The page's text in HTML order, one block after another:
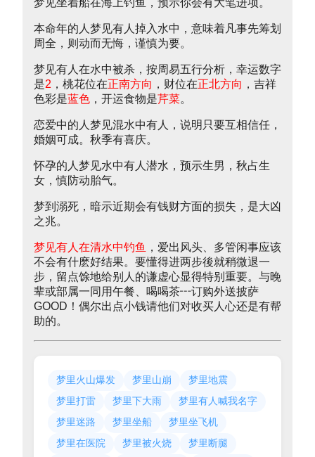
梦见坐着船在海上钓鱼，预示你会有大笔进项。
本命年的人梦见有人掉入水中，意味着凡事先筹划
周全，则动而无悔，谨慎为要。
梦见有人在水中被杀，按周易五行分析，幸运数字
是2 ，桃花位在正南方向 ，财位在正北方向 ，吉祥
色彩是蓝色 ，开运食物是芹菜。
恋爱中的人梦见混水中有人，说明只要互相信任，
婚姻可成。秋季有喜庆。
怀孕的人梦见水中有人潜水，预示生男，秋占生
女，慎防动胎气。
梦到溺死，暗示近期会有钱财方面的损失，是大凶
之兆。
梦见有人在清水中钓鱼 ，爱出风头、多管闲事应该
不会有什麽好结果。要懂得进两步後就稍微退一
步，留点馀地给别人的谦虚心显得特别重要。与晚
辈或部属一同用午餐、喝喝茶┅订购外送披萨
GOOD！偶尔出点小钱请他们对收买人心还是有帮
助的。
梦里火山爆发 梦里山崩
梦里地震
梦里打雷
梦里下大雨
梦里有人喊我名字
梦里迷路
梦里坐船
梦里坐飞机
梦里在医院
梦里被火烧 梦里断腿